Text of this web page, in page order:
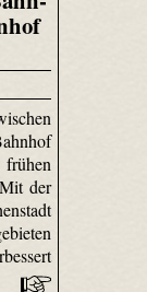
der